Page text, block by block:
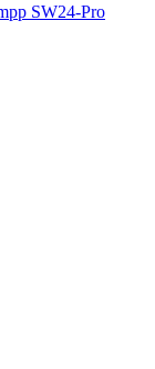
SW24-Pro